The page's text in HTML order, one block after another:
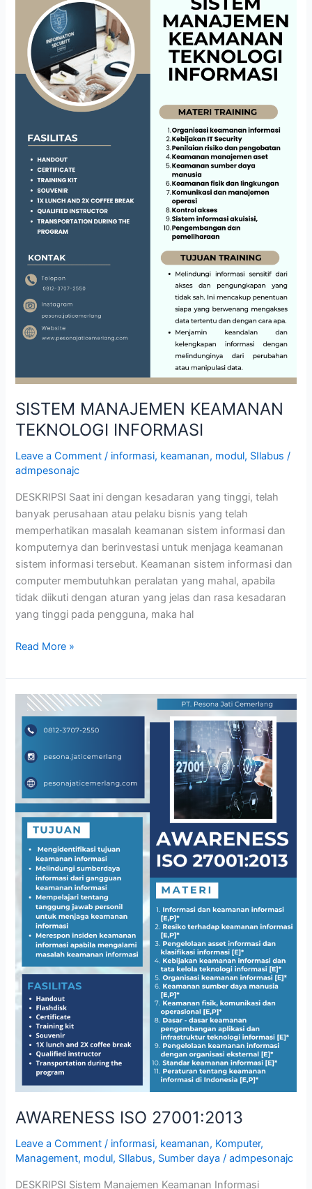
SISTEM MANAJEMEN KEAMANAN
TEKNOLOGI INFORMASI
Leave a Comment / informasi, keamanan, modul, SIlabus /
admpesonajc
DESKRIPSI Saat ini dengan kesadaran yang tinggi, telah
banyak perusahaan atau pelaku bisnis yang telah
memperhatikan masalah keamanan sistem informasi dan
komputernya dan berinvestasi untuk menjaga keamanan
sistem informasi tersebut. Keamanan sistem informasi dan
computer membutuhkan peralatan yang mahal, apabila
tidak diikuti dengan aturan yang jelas dan rasa kesadaran
yang tinggi pada pengguna, maka hal
MANAJEMEN
KEAMANAN
TEKNOLOGI
INFORMASI
Read More »
AWARENESS ISO 27001:2013
Leave a Comment / informasi, keamanan, Komputer,
Management, modul, SIlabus, Sumber daya /admpesonajc
DESKRIPSI Sistem Manajemen Keamanan Informasi
AWARENESS
ISO
27001:2013